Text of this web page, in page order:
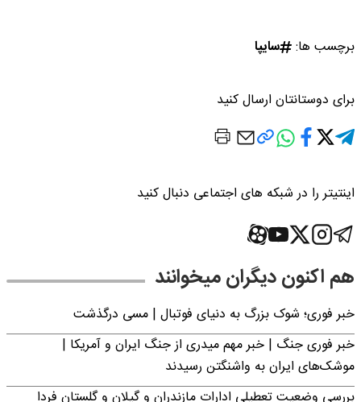
برچسب ها: سایپا
برای دوستانتان ارسال کنید
اینتیتر را در شبکه های اجتماعی دنبال کنید
هم اکنون دیگران میخوانند
خبر فوری؛‌ شوک بزرگ به دنیای فوتبال | مسی درگذشت
خبر فوری جنگ | خبر مهم میدری از جنگ ایران و آمریکا |
موشک‌های ایران به واشنگتن رسیدند
بررسی وضعیت تعطیلی ادارات مازندران و گیلان و گلستان فردا